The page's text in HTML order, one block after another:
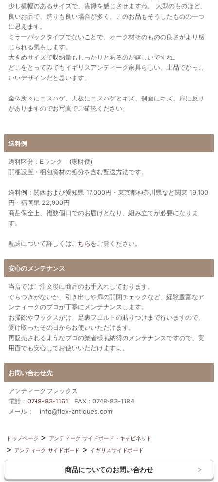
少し横幅のあるサイズで、貫録を感じさせますね。 大型のものほど、
良いお品で、造りも良い場合が多く、このお品もそうしたものの一つ
に思えます。
ミラーバックタイプでないことで、オーク材そのものの良さがより感
じられる気もします。
大きめサイズで収納量もしっかりとあるのが嬉しいですね。
どこをとってみてもイギリスアンティーク家具らしい、上品でかっこ
いいデザインだと思います。
全体所々にニスハゲ、天板にニスハゲとキズ、側面にキズ、扉に反り
がありますのでお写真でご確認ください。
送料例
送料区分：Eランク (家財便)
開梱設置・梱包資材の処分を含む配送方法です。
送料例：関西および愛知県 17,000円・東京都神奈川県など関東 19,100
円・福岡県 22,900円
商品保全上、複数個口でのお届けとなり、組み立てが必要になりま
す。
配送について詳しくは こちらをご覧ください。
安心のメンテナンス
当店ではご注文後に商品のお手入れしております。
ぐらつきがないか、引き出しや扉の開閉チェックなど、経験豊富なア
ンティークのプロが丁寧にメンテナンスします。
お掃除やワックスがけ、足裏フェルトの貼りつけまで行いますので、
受け取ったその日からお使いいただけます。
再販売されるようなプロの業者様も納得のメンテナンスですので、実
用面でも安心してお使いいただけますよ。
お問い合わせ先
アンティークフレックス
電話： 0748-83-1161 FAX：0748-83-1184
メール： info@flex-antiques.com
トップページ
アンティーク サイドボード・キャビネット
アンティーク サイドボード
イギリスサイドボード
商品についてのお問い合わせ